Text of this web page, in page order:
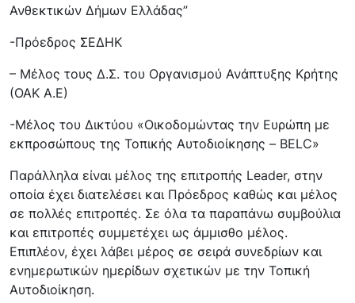
Ανθεκτικών Δήμων Ελλάδας”
-Πρόεδρος ΣΕΔΗΚ
– Μέλος τους Δ.Σ. του Οργανισμού Ανάπτυξης Κρήτης
(ΟΑΚ Α.Ε)
-Μέλος του Δικτύου «Οικοδομώντας την Ευρώπη με
εκπροσώπους της Τοπικής Αυτοδιοίκησης – BELC»
Παράλληλα είναι μέλος της επιτροπής Leader, στην
οποία έχει διατελέσει και Πρόεδρος καθώς και μέλος
σε πολλές επιτροπές. Σε όλα τα παραπάνω συμβούλια
και επιτροπές συμμετέχει ως άμμισθο μέλος.
Επιπλέον, έχει λάβει μέρος σε σειρά συνεδρίων και
ενημερωτικών ημερίδων σχετικών με την Τοπική
Αυτοδιοίκηση.